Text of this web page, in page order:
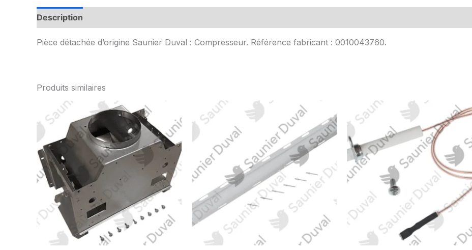
Description
Pièce détachée d’origine Saunier Duval : Compresseur. Référence fabricant : 0010043760.
Produits similaires